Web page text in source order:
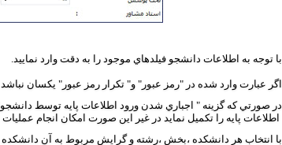
با توجه به اطلاعات دانشجو فيلدهاي موجود را به دقت وارد نماييد.
اگر عبارت وارد شده در "رمز عبور" و" تکرار رمز عبور" يکسان
در صورتي که گزينه " اجباري شدن ورود اطلاعات پايه توسط دانشجو"
اطلاعات پايه را تکميل نمايد در غير اين صورت امکان انجام
با انتخاب هر دانشکده ،بخش ،رشته و گرايش مربوط به آن